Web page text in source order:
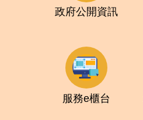
政府公開資訊
服務e櫃台